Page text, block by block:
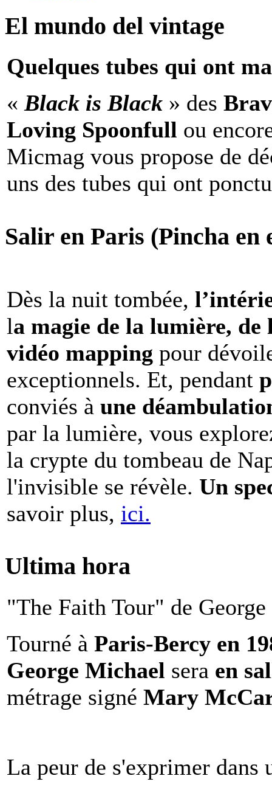
El mundo del vintage
Quelques tubes qui ont
« Black is Black » des
Loving Spoonfull ou
Micmag vous propose de
uns des tubes qui ont
Salir en Paris (Pincha en
Dès la nuit tombée,
la magie de la lumière,
vidéo mapping pour
exceptionnels. Et, pendant
conviés à une
par la lumière, vous
la crypte du tombeau de
l'invisible se révèle. Un
savoir plus, ici.
Ultima hora
"The Faith Tour" de
Tourné à Paris-Bercy en
George Michael sera en
métrage signé Mary
La peur de s'exprimer dans